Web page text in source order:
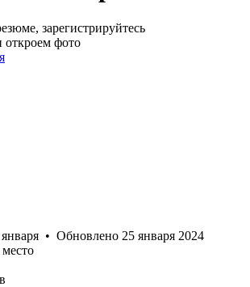
зарегистрируйтесь
откроем фото
• Обновлено 25 января 2024